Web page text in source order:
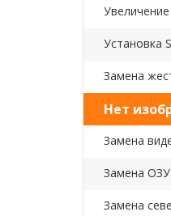
Установка
Замена
Нет
Замена
Замена ОЗУ
Замена